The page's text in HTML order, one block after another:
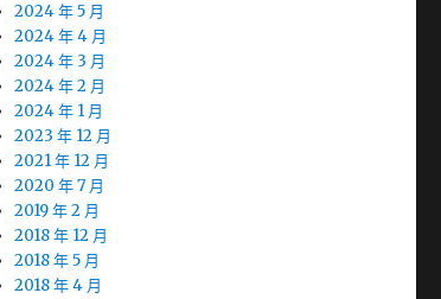
2024 年 5 月
2024 年 4 月
2024 年 3 月
2024 年 2 月
2024 年 1 月
2023 年 12 月
2021 年 12 月
2020 年 7 月
2019 年 2 月
2018 年 12 月
2018 年 5 月
2018 年 4 月